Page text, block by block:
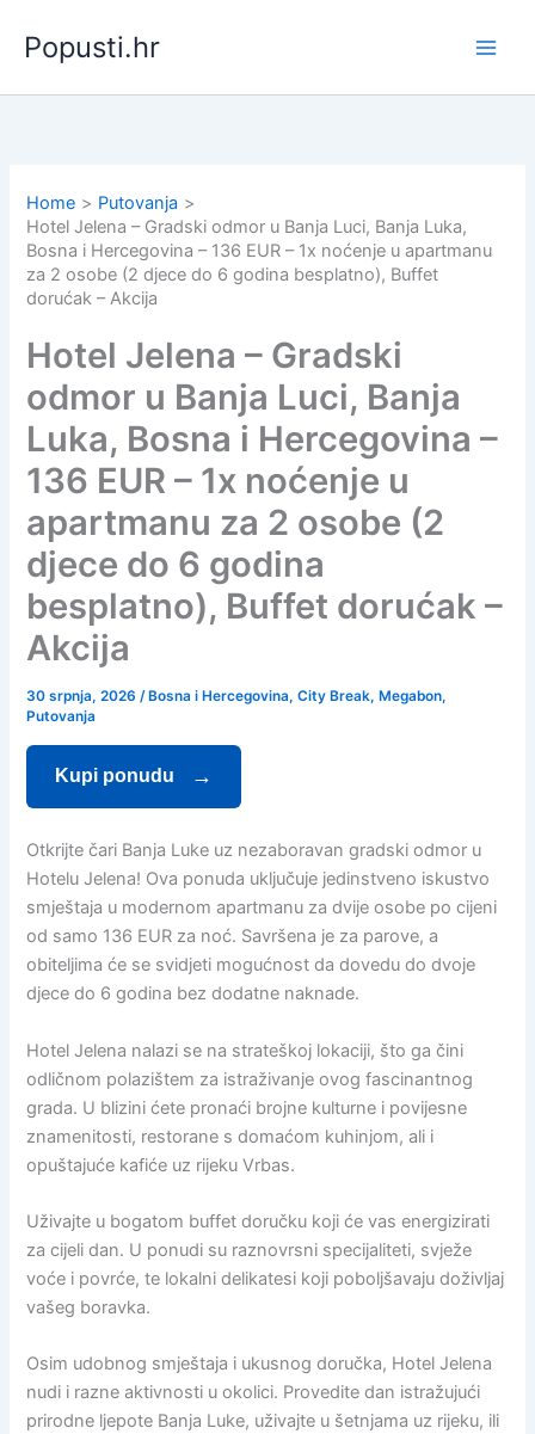
content
Popusti.hr
Home
Putovanja
Hotel Jelena – Gradski odmor u Banja Luci, Banja Luka,
Bosna i Hercegovina – 136 EUR – 1x noćenje u apartmanu
za 2 osobe (2 djece do 6 godina besplatno), Buffet
dorućak – Akcija
Hotel Jelena – Gradski
odmor u Banja Luci, Banja
Luka, Bosna i Hercegovina –
136 EUR – 1x noćenje u
apartmanu za 2 osobe (2
djece do 6 godina
besplatno), Buffet dorućak –
Akcija
30 srpnja, 2026/ Bosna i Hercegovina,City Break, Megabon,
Putovanja
Kupi ponudu
Otkrijte čari Banja Luke uz nezaboravan gradski odmor u
Hotelu Jelena! Ova ponuda uključuje jedinstveno iskustvo
smještaja u modernom apartmanu za dvije osobe po cijeni
od samo 136 EUR za noć. Savršena je za parove, a
obiteljima će se svidjeti mogućnost da dovedu do dvoje
djece do 6 godina bez dodatne naknade.
Hotel Jelena nalazi se na strateškoj lokaciji, što ga čini
odličnom polazištem za istraživanje ovog fascinantnog
grada. U blizini ćete pronaći brojne kulturne i povijesne
znamenitosti, restorane s domaćom kuhinjom, ali i
opuštajuće kafiće uz rijeku Vrbas.
Uživajte u bogatom buffet doručku koji će vas energizirati
za cijeli dan. U ponudi su raznovrsni specijaliteti, svježe
voće i povrće, te lokalni delikatesi koji poboljšavaju doživljaj
vašeg boravka.
Osim udobnog smještaja i ukusnog doručka, Hotel Jelena
nudi i razne aktivnosti u okolici. Provedite dan istražujući
prirodne ljepote Banja Luke, uživajte u šetnjama uz rijeku, ili